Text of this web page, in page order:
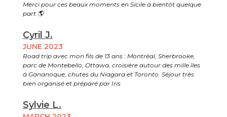
Merci pour ces beaux moments en Sicile à bientôt quelque
part 🌎
Cyril J.
JUNE 2023
Road trip avec mon fils de 13 ans : Montréal, Sherbrooke,
parc de Montebello, Ottawa, croisière autour des mille îles
à Gananoque, chutes du Niagara et Toronto. Séjour très
bien organisé et préparé par Iris
Sylvie L.